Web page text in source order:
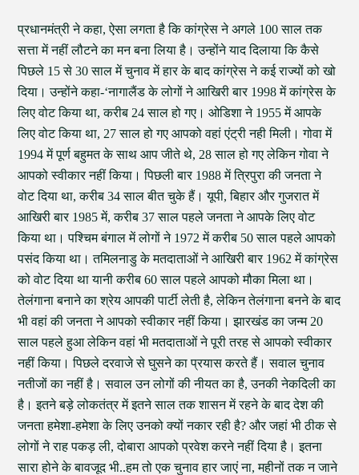
प्रधानमंत्री ने कहा, ऐसा लगता है कि कांग्रेस ने अगले 100 साल तक
सत्ता में नहीं लौटने का मन बना लिया है। उन्होंने याद दिलाया कि कैसे
पिछले 15 से 30 साल में चुनाव में हार के बाद कांग्रेस ने कई राज्यों को खो
दिया। उन्होंने कहा-‘नागालैंड के लोगों ने आखिरी बार 1998 में कांग्रेस के
लिए वोट किया था, करीब 24 साल हो गए। ओडिशा ने 1955 में आपके
लिए वोट किया था, 27 साल हो गए आपको वहां एंट्री नही मिली। गोवा में
1994 में पूर्ण बहुमत के साथ आप जीते थे, 28 साल हो गए लेकिन गोवा ने
आपको स्‍वीकार नहीं किया। पिछली बार 1988 में त्रिपुरा की जनता ने
वोट दिया था, करीब 34 साल बीत चुके हैं। यूपी, बिहार और गुजरात में
आखिरी बार 1985 में, करीब 37 साल पहले जनता ने आपके लिए वोट
किया था। पश्चिम बंगाल में लोगों ने 1972 में करीब 50 साल पहले आपको
पसंद किया था। तमिलनाडु के मतदाताओं ने आखिरी बार 1962 में कांग्रेस
को वोट दिया था यानी करीब 60 साल पहले आपको मौका मिला था।
तेलंगाना बनाने का श्रेय आपकी पार्टी लेती है, लेकिन तेलंगाना बनने के बाद
भी वहां की जनता ने आपको स्‍वीकार नहीं किया। झारखंड का जन्म 20
साल पहले हुआ लेकिन वहां भी मतदाताओं ने पूरी तरह से आपको स्वीकार
नहीं किया। पिछले दरवाजे से घुसने का प्रयास करते हैं। सवाल चुनाव
नतीजों का नहीं है। सवाल उन लोगों की नीयत का है, उनकी नेकदिली का
है। इतने बड़े लोकतंत्र में इतने साल तक शासन में रहने के बाद देश की
जनता हमेशा-हमेशा के लिए उनको क्‍यों नकार रही है? और जहां भी ठीक से
लोगों ने राह पकड़ ली, दोबारा आपको प्रवेश करने नहीं दिया है। इतना
सारा होने के बावजूद भी..हम तो एक चुनाव हार जाएं ना, महीनों तक न जाने